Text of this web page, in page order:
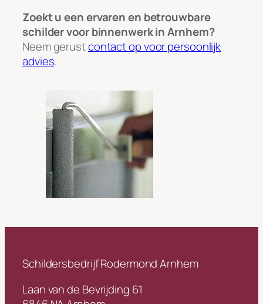
Zoekt u een ervaren en betrouwbare
schilder voor binnenwerk in Arnhem?
Neem gerustcontact op voor persoonlijk
advies.
Schildersbedrijf Rodermond Arnhem
Laan van de Bevrijding 61